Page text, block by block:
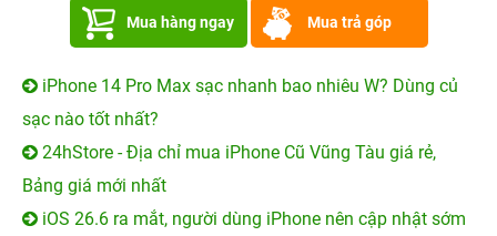
iPhone 14 chính hãng
iPhone 14 Plus 128GB mới
Điện thoại iPhone 14 Pro Max cũ
Điện thoại iPhone máy cũ đẹp
iPhone 16 Plus cũ
iPhone 11 Pro Max cũ đẹp
iPad Air 4 2020 Wifi | Chính